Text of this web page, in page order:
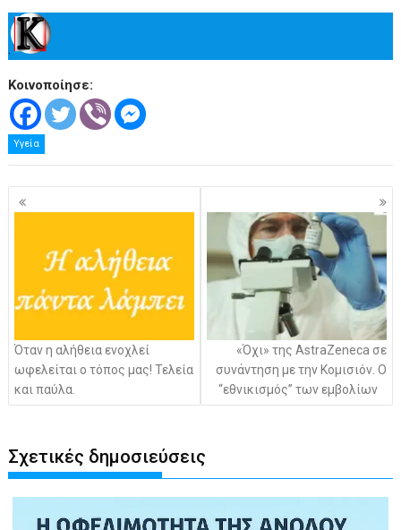
.
Κοινοποίησε:
Υγεία
Πλοήγηση
άρθρων
Όταν η αλήθεια ενοχλεί
ωφελείται ο τόπος μας! Τελεία
και παύλα.
«Όχι» της AstraZeneca σε
συνάντηση με την Κομισιόν. Ο
“εθνικισμός” των εμβολίων
Σχετικές δημοσιεύσεις